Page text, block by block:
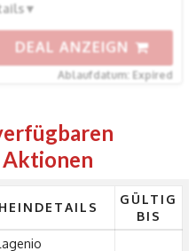
DEAL ANZEIGN
Ablaufdatum: Expired
Aktionen
GÜLTIG
BIS